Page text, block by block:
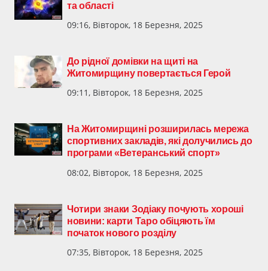
та області
09:16, Вівторок, 18 Березня, 2025
До рідної домівки на щиті на
Житомирщину повертається Герой
09:11, Вівторок, 18 Березня, 2025
На Житомирщині розширилась мережа
спортивних закладів, які долучились до
програми «Ветеранський спорт»
08:02, Вівторок, 18 Березня, 2025
Чотири знаки Зодіаку почують хороші
новини: карти Таро обіцяють їм
початок нового розділу
07:35, Вівторок, 18 Березня, 2025